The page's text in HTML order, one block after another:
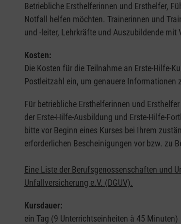
Betriebliche Ersthelferinnen und Ersthelfer,
Notfall helfen möchten. Trainerinnen und
und -leiter, Lehrkräfte und Auszubildende
Kosten:
Die Kosten für die Teilnahme an Erste-Hilfe-
Postleitzahl ein, um genauere Informationen
Für betriebliche Ersthelferinnen und
der Erste-Hilfe-Ausbildung und Erste-Hilfe-
bitte vor Beginn eines Kurses bei Ihrem
erforderlichen Bescheinigungen vor bzw. zu
Eine Liste der Berufsgenossenschaften und
Unfallversicherung e.V. (DGUV).
Kursdauer:
ein Tag (9 Unterrichtseinheiten à 45 Minuten)